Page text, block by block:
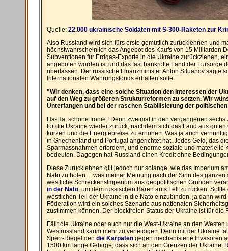
Quelle: 22.000 ukrainische Soldaten mit S-300-Raketen zur
Also Russland wird sich fürs erste gemütlich zurücklehnen und
höchstwahrscheinlich das Angebot des Kaufs von 15 Milliarden
Subventionen für Erdgas-Exporte in die Ukraine zurückziehen,
angeboten worden ist und das fast bankrotte Land der Fürsorge
überlassen. Der russische Finanzminister Anton Siluanov sagte
Internationalen Währungsfonds erhalten solle:
"Wir denken, dass eine solche Situation den Interessen der
auf den Weg zu größeren Strukturreformen zu setzen. Wir
Unterfangen und bei der raschen Stabilisierung der
Ha-Ha, schöne Ironie.! Denn zweimal in den vergangenen
für die Ukraine wieder zurück, nachdem sich das Land aus
kürzen und die Energiepreise zu erhöhen. Was ja auch
in Griechenland und Portugal angerichtet hat. Jedes Geld, das
Sparmassnahmen erfordern, und enorme soziale und materielle
bedeuten. Dagegen hat Russland einen Kredit ohne
Diese Zurücklehnen gilt jedoch nur solange, wie das Imperium
Nato zu holen.....was meiner Meinung nach der Sinn des
westliche SchreckensImperium aus geopolitischen Gründen
in der Nato, um dem russischen Bären aufs Fell zu rücken.
westlichen Teil der Ukraine in die Nato einzubinden, ja dann
Föderation wird ein solches Szenario aus nationalen
zustimmen können. Der blockfreien Status der Ukraine ist für die
Fällt die Ukraine oder auch nur die West-Ukraine an den
Westrussland kaum mehr zu verteidigen. Denn mit der Ukraine
Sperr-Riegel den die Karpaten gegen mechanisierte Invasoren
1500 km lange Gebirge, dass sich an den Grenzen der Ukraine,